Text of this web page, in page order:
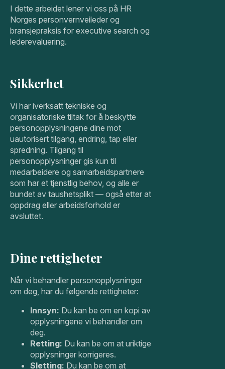
I dette arbeidet lener vi oss på HR
Norges personvernveileder og
bransjepraksis for executive search og
lederevaluering.
Sikkerhet
Vi har iverksatt tekniske og
organisatoriske tiltak for å beskytte
personopplysningene dine mot
uautorisert tilgang, endring, tap eller
spredning. Tilgang til
personopplysninger gis kun til
medarbeidere og samarbeidspartnere
som har et tjenstlig behov, og alle er
bundet av taushetsplikt — også etter at
oppdrag eller arbeidsforhold er
avsluttet.
Dine rettigheter
Når vi behandler personopplysninger
om deg, har du følgende rettigheter:
Innsyn: Du kan be om en kopi av
opplysningene vi behandler om
deg.
Retting: Du kan be om at uriktige
opplysninger korrigeres.
Sletting: Du kan be om at